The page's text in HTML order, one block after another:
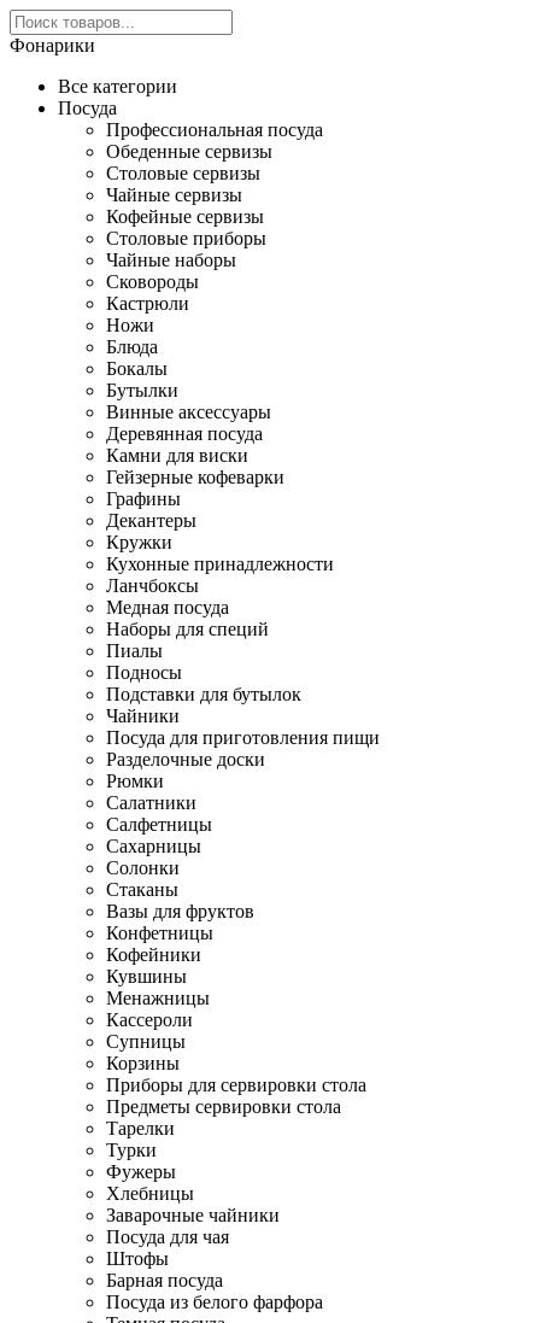
Фонарики
Все категории
Посуда
Профессиональная посуда
Обеденные сервизы
Столовые сервизы
Чайные сервизы
Кофейные сервизы
Столовые приборы
Чайные наборы
Сковороды
Кастрюли
Ножи
Блюда
Бокалы
Бутылки
Винные аксессуары
Деревянная посуда
Камни для виски
Гейзерные кофеварки
Графины
Декантеры
Кружки
Кухонные принадлежности
Ланчбоксы
Медная посуда
Наборы для специй
Пиалы
Подносы
Подставки для бутылок
Чайники
Посуда для приготовления пищи
Разделочные доски
Рюмки
Салатники
Салфетницы
Сахарницы
Солонки
Стаканы
Вазы для фруктов
Конфетницы
Кофейники
Кувшины
Менажницы
Кассероли
Супницы
Корзины
Приборы для сервировки стола
Предметы сервировки стола
Тарелки
Турки
Фужеры
Хлебницы
Заварочные чайники
Посуда для чая
Штофы
Барная посуда
Посуда из белого фарфора